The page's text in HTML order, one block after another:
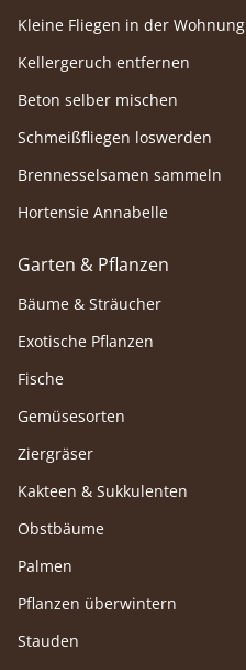
Kleine Fliegen in der Wohnung
Kellergeruch entfernen
Beton selber mischen
Schmeißfliegen loswerden
Brennesselsamen sammeln
Hortensie Annabelle
Garten & Pflanzen
Bäume & Sträucher
Exotische Pflanzen
Fische
Gemüsesorten
Ziergräser
Kakteen & Sukkulenten
Obstbäume
Palmen
Pflanzen überwintern
Stauden